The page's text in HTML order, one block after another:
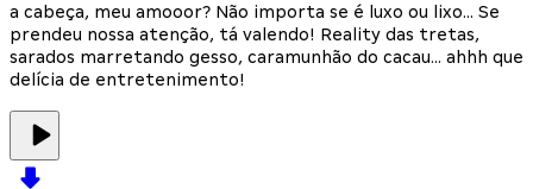
a cabeça, meu amooor? Não importa se é luxo ou lixo… Se
prendeu nossa atenção, tá valendo! Reality das tretas,
sarados marretando gesso, caramunhão do cacau… ahhh que
delícia de entretenimento!